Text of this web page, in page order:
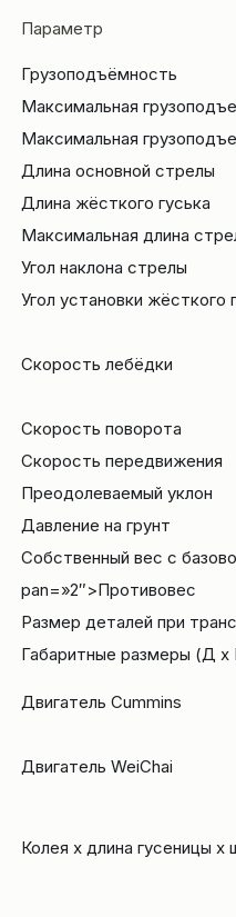
Параметр
Грузоподъёмность
Максимальная
Максимальная
Длина основной стрелы
Длина жёсткого гуська
Максимальная длина
Угол наклона стрелы
Угол установки жёсткого
Скорость лебёдки
Скорость поворота
Скорость передвижения
Преодолеваемый уклон
Давление на грунт
Собственный вес с
pan=»2″>Противовес
Размер деталей при
Габаритные размеры (Д x
Двигатель Cummins
Двигатель WeiChai
Колея x длина гусеницы x